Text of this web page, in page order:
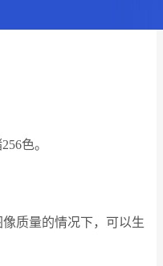
色。
质量的情况下，可以生